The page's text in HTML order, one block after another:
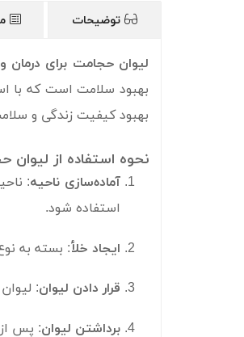
توضیحات
لیوان حجامت برای درمان
بهبود سلامت است که با
بهبود کیفیت زندگی و
نحوه استفاده از لیوان
آماده‌سازی ناحیه:
استفاده شود.
ایجاد خلأ: بسته به
قرار دادن لیوان: لیوان
برداشتن لیوان: پس از